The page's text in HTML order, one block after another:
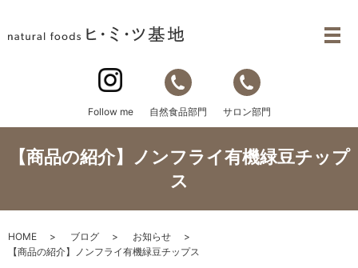
Follow me 自然食品部門 サロン部門
【商品の紹介】ノンフライ有機緑豆チップ
ス
HOME ブログ
お知らせ
【商品の紹介】ノンフライ有機緑豆チップス